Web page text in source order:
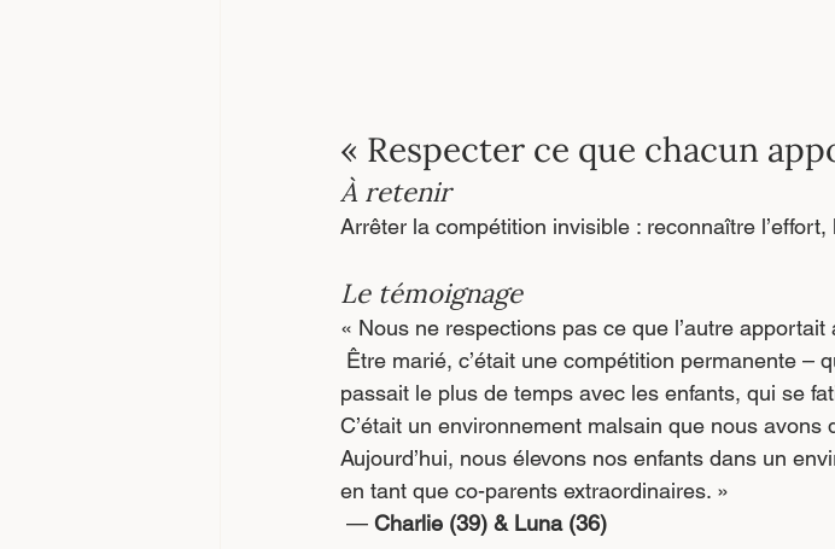
« Respecter ce que chacun
À retenir
Arrêter la compétition invisible : reconnaître
Le témoignage
« Nous ne respections pas ce que l’autre apportait
passait le plus de temps avec les enfants, qui se
C’était un environnement malsain que nous avons
Aujourd’hui, nous élevons nos enfants dans un
en tant que co-parents extraordinaires. »
— Charlie (39) & Luna (36)